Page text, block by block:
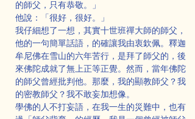
的師父，只有恭敬。」
他說：「很好，很好。」
我仔細想了一想，其實十世班禪大師的師父，
他的一句簡單話語，的確讓我由衷欽佩。釋迦
牟尼佛在雪山的六年苦行，是拜了師父的，後
來佛陀成就了無上正等正覺。然而，當年佛陀
的師父曾經批判他。那麼，我的顯教師父？我
的密教師父？我不敢妄加想像。
學佛的人不打妄語，在我一生的災難中，也有